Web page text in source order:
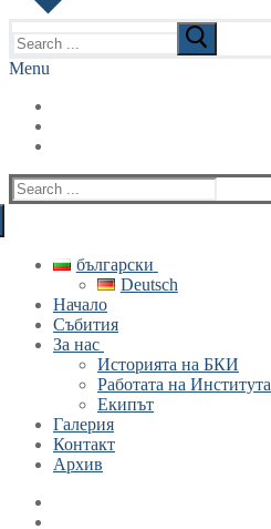
for:
Menu
Search
for:
български
Deutsch
Начало
Събития
За нас
Историята на БКИ
Работата на Института
Екипът
Галерия
Контакт
Архив